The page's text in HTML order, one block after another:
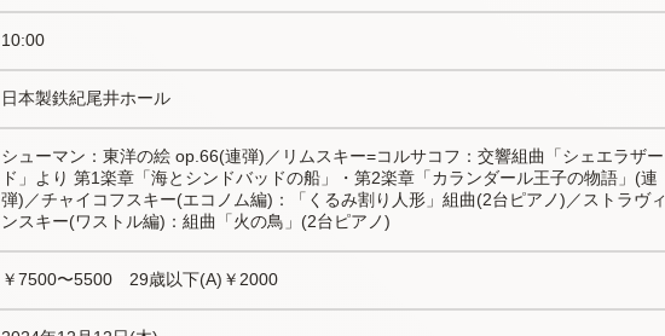
10:00
日本製鉄紀尾井ホール
シューマン：東洋の絵 op.66(連弾)／リムスキー=コルサコフ：交響組曲「シェエラザー
ド」より 第1楽章「海とシンドバッドの船」・第2楽章「カランダール王子の物語」(連
弾)／チャイコフスキー(エコノム編)：「くるみ割り人形」組曲(2台ピアノ)／ストラヴィ
ンスキー(ワストル編)：組曲「火の鳥」(2台ピアノ)
￥7500〜5500　29歳以下(A)￥2000